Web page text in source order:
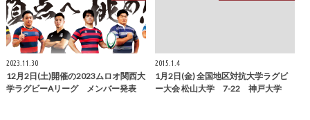
2023.11.30
12月2日(土)開催の2023ムロオ関西大
学ラグビーAリーグ メンバー発表
2015.1.4
1月2日(金) 全国地区対抗大学ラグビ
ー大会 松山大学 7-22 神戸大学